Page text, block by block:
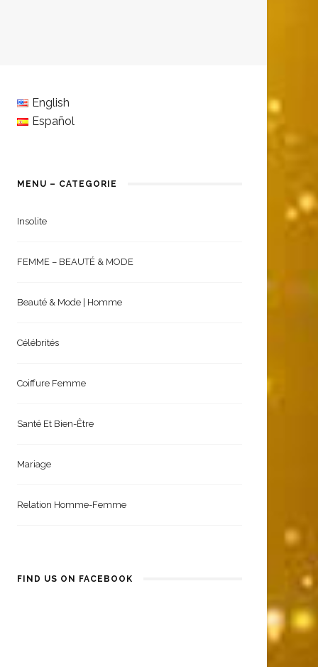
English
Español
MENU – CATEGORIE
Insolite
FEMME – BEAUTÉ & MODE
Beauté & Mode | Homme
Célébrités
Coiffure Femme
Santé Et Bien-Être
Mariage
Relation Homme-Femme
FIND US ON FACEBOOK